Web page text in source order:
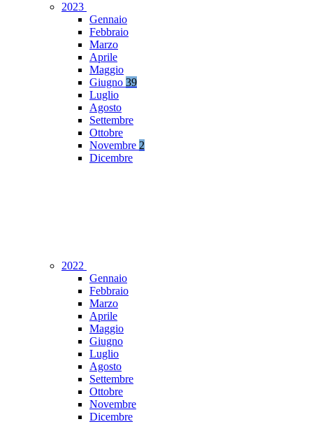
2023
Gennaio
Febbraio
Marzo
Aprile
Maggio
Giugno 39
Luglio
Agosto
Settembre
Ottobre
Novembre 2
Dicembre
2022
Gennaio
Febbraio
Marzo
Aprile
Maggio
Giugno
Luglio
Agosto
Settembre
Ottobre
Novembre
Dicembre